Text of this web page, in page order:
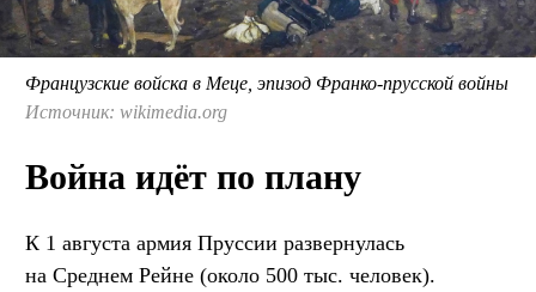
Французские войска в Меце, эпизод Франко-прусской войны
Источник: wikimedia.org
Война идёт по плану
К 1 августа армия Пруссии развернулась
на Среднем Рейне (около 500 тыс. человек).